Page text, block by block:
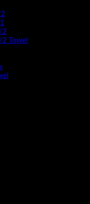
2
2 Towel